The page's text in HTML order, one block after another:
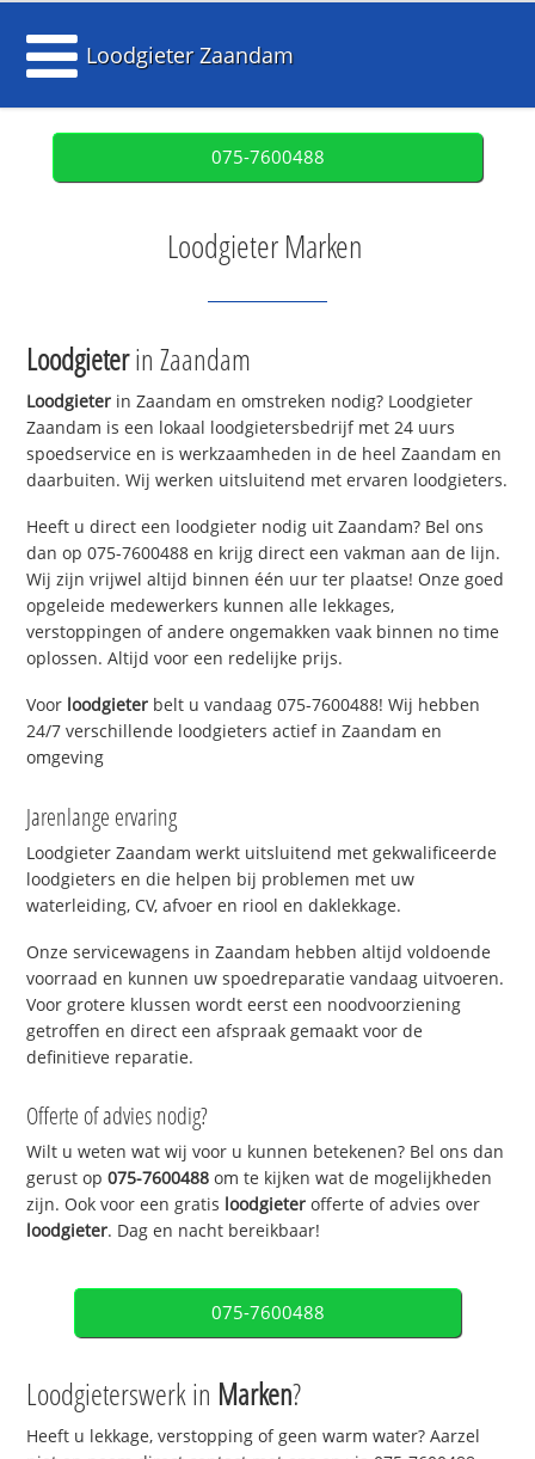
Loodgieter Zaandam
075-7600488
Loodgieter Marken
Loodgieterin Zaandam
Loodgieter in Zaandam en omstreken nodig? Loodgieter
Zaandam is een lokaal loodgietersbedrijf met 24 uurs
spoedservice en is werkzaamheden in de heel Zaandam en
daarbuiten. Wij werken uitsluitend met ervaren loodgieters.
Heeft u direct een loodgieter nodig uit Zaandam? Bel ons
dan op 075-7600488 en krijg direct een vakman aan de lijn.
Wij zijn vrijwel altijd binnen één uur ter plaatse! Onze goed
opgeleide medewerkers kunnen alle lekkages,
verstoppingen of andere ongemakken vaak binnen no time
oplossen. Altijd voor een redelijke prijs.
Voor loodgieter belt u vandaag 075-7600488! Wij hebben
24/7 verschillende loodgieters actief in Zaandam en
omgeving
Jarenlange ervaring
Loodgieter Zaandam werkt uitsluitend met gekwalificeerde
loodgieters en die helpen bij problemen met uw
waterleiding, CV, afvoer en riool en daklekkage.
Onze servicewagens in Zaandam hebben altijd voldoende
voorraad en kunnen uw spoedreparatie vandaag uitvoeren.
Voor grotere klussen wordt eerst een noodvoorziening
getroffen en direct een afspraak gemaakt voor de
definitieve reparatie.
Offerte of advies nodig?
Wilt u weten wat wij voor u kunnen betekenen? Bel ons dan
gerust op075-7600488 om te kijken wat de mogelijkheden
zijn. Ook voor een gratis loodgieter offerte of advies over
loodgieter. Dag en nacht bereikbaar!
075-7600488
Loodgieterswerk in Marken?
Heeft u lekkage, verstopping of geen warm water? Aarzel